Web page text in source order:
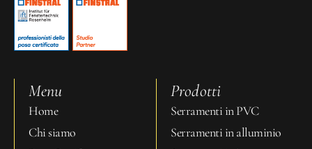
Menu
Home
Chi siamo
Prodotti
Serramenti in PVC
Serramenti in alluminio